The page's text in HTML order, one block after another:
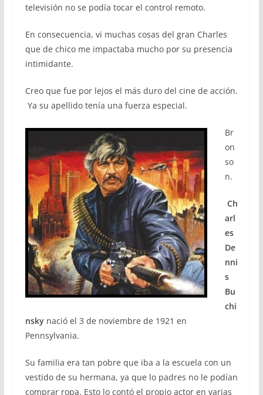
televisión no se podía tocar el control remoto.
En consecuencia, vi muchas cosas del gran Charles
que de chico me impactaba mucho por su presencia
intimidante.
Creo que fue por lejos el más duro del cine de acción.
Ya su apellido tenía una fuerza especial.
Br
on
so
n.
Ch
arl
es
De
nni
s
Bu
chi
nskynació el 3 de noviembre de 1921 en
Pennsylvania.
Su familia era tan pobre que iba a la escuela con un
vestido de su hermana, ya que lo padres no le podían
comprar ropa. Esto lo contó el propio actor en varias